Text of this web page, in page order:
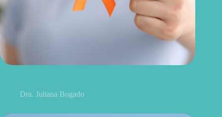
Dra. Juliana Bogado